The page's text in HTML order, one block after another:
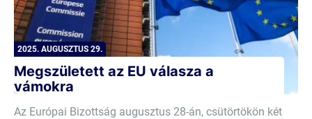
2025. AUGUSZTUS 29.
Megszületett az EU válasza a
vámokra
Az Európai Bizottság augusztus 28-án, csütörtökön két